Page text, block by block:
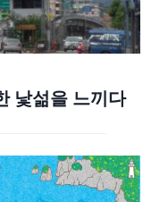
낯섦을 느끼다